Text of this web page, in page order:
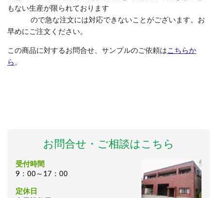
もない生産が限られております
ので急な注文には対応できないことがございます。お
早めにご注文ください。
この商品に対するお問合せ、サンプルのご依頼は こちらか
ら
お問合せ・ご相談はこちら
受付時間
9：00～17：00
定休日